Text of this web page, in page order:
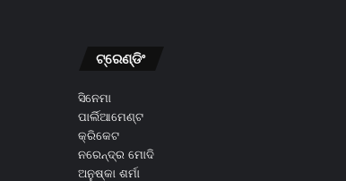
ଟ୍ରେଣ୍ଡିଂ
ସିନେମା
ପାର୍ଲିଆମେଣ୍ଟ
କ୍ରିକେଟ
ନରେନ୍ଦ୍ର ମୋଦି
ଅନୁଷ୍କା ଶର୍ମା